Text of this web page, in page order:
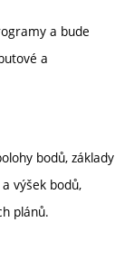
a bude
a
bodů, základy
výšek bodů,
plánů.